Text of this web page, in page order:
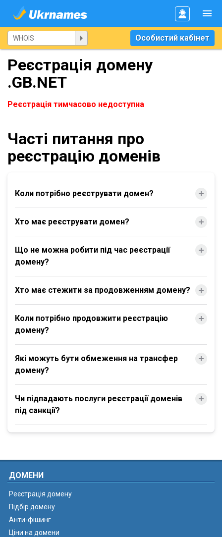
Особистий кабінет
Реєстрація домену
.GB.NET
Реєстрація тимчасово недоступна
Часті питання про
реєстрацію доменів
Коли потрібно реєструвати домен?
Хто має реєструвати домен?
Що не можна робити під час реєстрації
домену?
Хто має стежити за продовженням домену?
Коли потрібно продовжити реєстрацію
домену?
Які можуть бути обмеження на трансфер
домену?
Чи підпадають послуги реєстрації доменів
під санкції?
ДОМЕНИ
Реєстрація домену
Підбір домену
Анти-фішинг
Ціни на домени